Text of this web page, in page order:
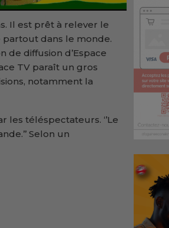
Il est prêt à relever le
partout dans le monde.
de diffusion d’Espace
TV paraît un gros
notamment la
les téléspectateurs. ‘’Le
Selon un